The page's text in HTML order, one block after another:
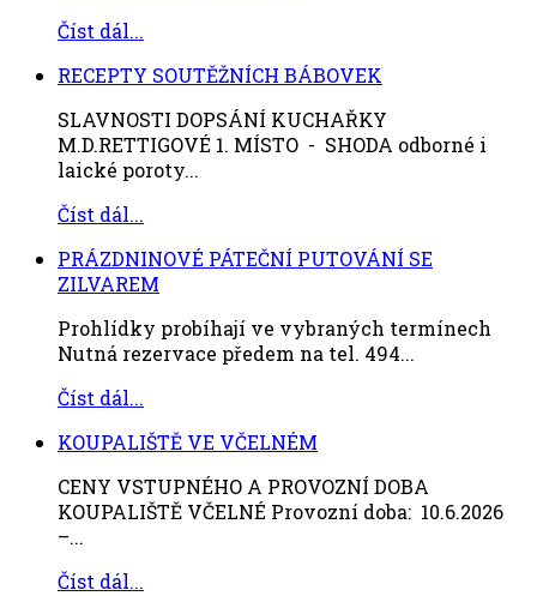
Číst dál...
RECEPTY SOUTĚŽNÍCH BÁBOVEK
SLAVNOSTI DOPSÁNÍ KUCHAŘKY
M.D.RETTIGOVÉ 1. MÍSTO - SHODA odborné i
laické poroty...
Číst dál...
PRÁZDNINOVÉ PÁTEČNÍ PUTOVÁNÍ SE
ZILVAREM
Prohlídky probíhají ve vybraných termínech
Nutná rezervace předem na tel. 494...
Číst dál...
KOUPALIŠTĚ VE VČELNÉM
CENY VSTUPNÉHO A PROVOZNÍ DOBA
KOUPALIŠTĚ VČELNÉ Provozní doba: 10.6.2026
–...
Číst dál...